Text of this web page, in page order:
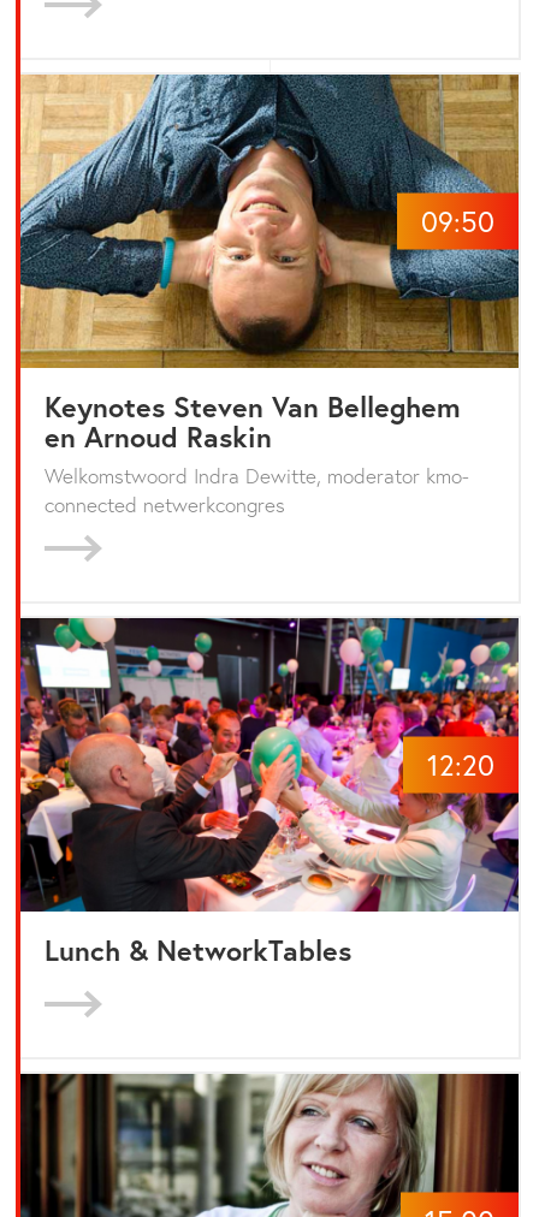
09:50
Keynotes Steven Van Belleghem
en Arnoud Raskin
Welkomstwoord Indra Dewitte, moderator kmo-
connected netwerkcongres
12:20
Lunch & NetworkTables